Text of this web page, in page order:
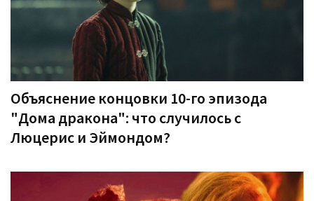
Объяснение концовки 10-го эпизода
"Дома дракона": что случилось с
Люцерис и Эймондом?